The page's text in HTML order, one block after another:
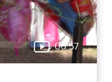
06:57